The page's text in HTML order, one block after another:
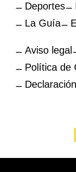
Deportes
La Guía
Aviso legal
Política de